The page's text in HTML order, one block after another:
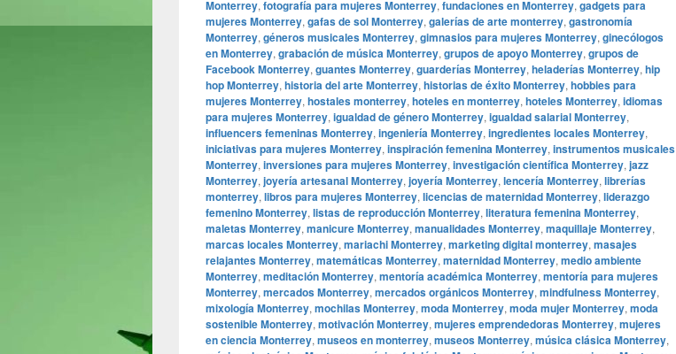
Monterrey, fotografía para mujeres Monterrey, fundaciones en Monterrey, gadgets para
mujeres Monterrey, gafas de sol Monterrey, galerías de arte monterrey, gastronomía
Monterrey, géneros musicales Monterrey, gimnasios para mujeres Monterrey, ginecólogos
en Monterrey, grabación de música Monterrey, grupos de apoyo Monterrey, grupos de
Facebook Monterrey, guantes Monterrey, guarderías Monterrey, heladerías Monterrey, hip
hop Monterrey, historia del arte Monterrey, historias de éxito Monterrey, hobbies para
mujeres Monterrey, hostales monterrey, hoteles en monterrey, hoteles Monterrey, idiomas
para mujeres Monterrey, igualdad de género Monterrey, igualdad salarial Monterrey,
influencers femeninas Monterrey, ingeniería Monterrey, ingredientes locales Monterrey,
iniciativas para mujeres Monterrey, inspiración femenina Monterrey, instrumentos musicales
Monterrey, inversiones para mujeres Monterrey, investigación científica Monterrey, jazz
Monterrey, joyería artesanal Monterrey, joyería Monterrey, lencería Monterrey, librerías
monterrey, libros para mujeres Monterrey, licencias de maternidad Monterrey, liderazgo
femenino Monterrey, listas de reproducción Monterrey, literatura femenina Monterrey,
maletas Monterrey, manicure Monterrey, manualidades Monterrey, maquillaje Monterrey,
marcas locales Monterrey, mariachi Monterrey, marketing digital monterrey, masajes
relajantes Monterrey, matemáticas Monterrey, maternidad Monterrey, medio ambiente
Monterrey, meditación Monterrey, mentoría académica Monterrey, mentoría para mujeres
Monterrey, mercados Monterrey, mercados orgánicos Monterrey, mindfulness Monterrey,
mixología Monterrey, mochilas Monterrey, moda Monterrey, moda mujer Monterrey, moda
sostenible Monterrey, motivación Monterrey, mujeres emprendedoras Monterrey, mujeres
en ciencia Monterrey, museos en monterrey, museos Monterrey, música clásica Monterrey,